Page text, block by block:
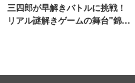
三四郎が早解きバトルに挑戦！
リアル謎解きゲームの舞台"錦糸